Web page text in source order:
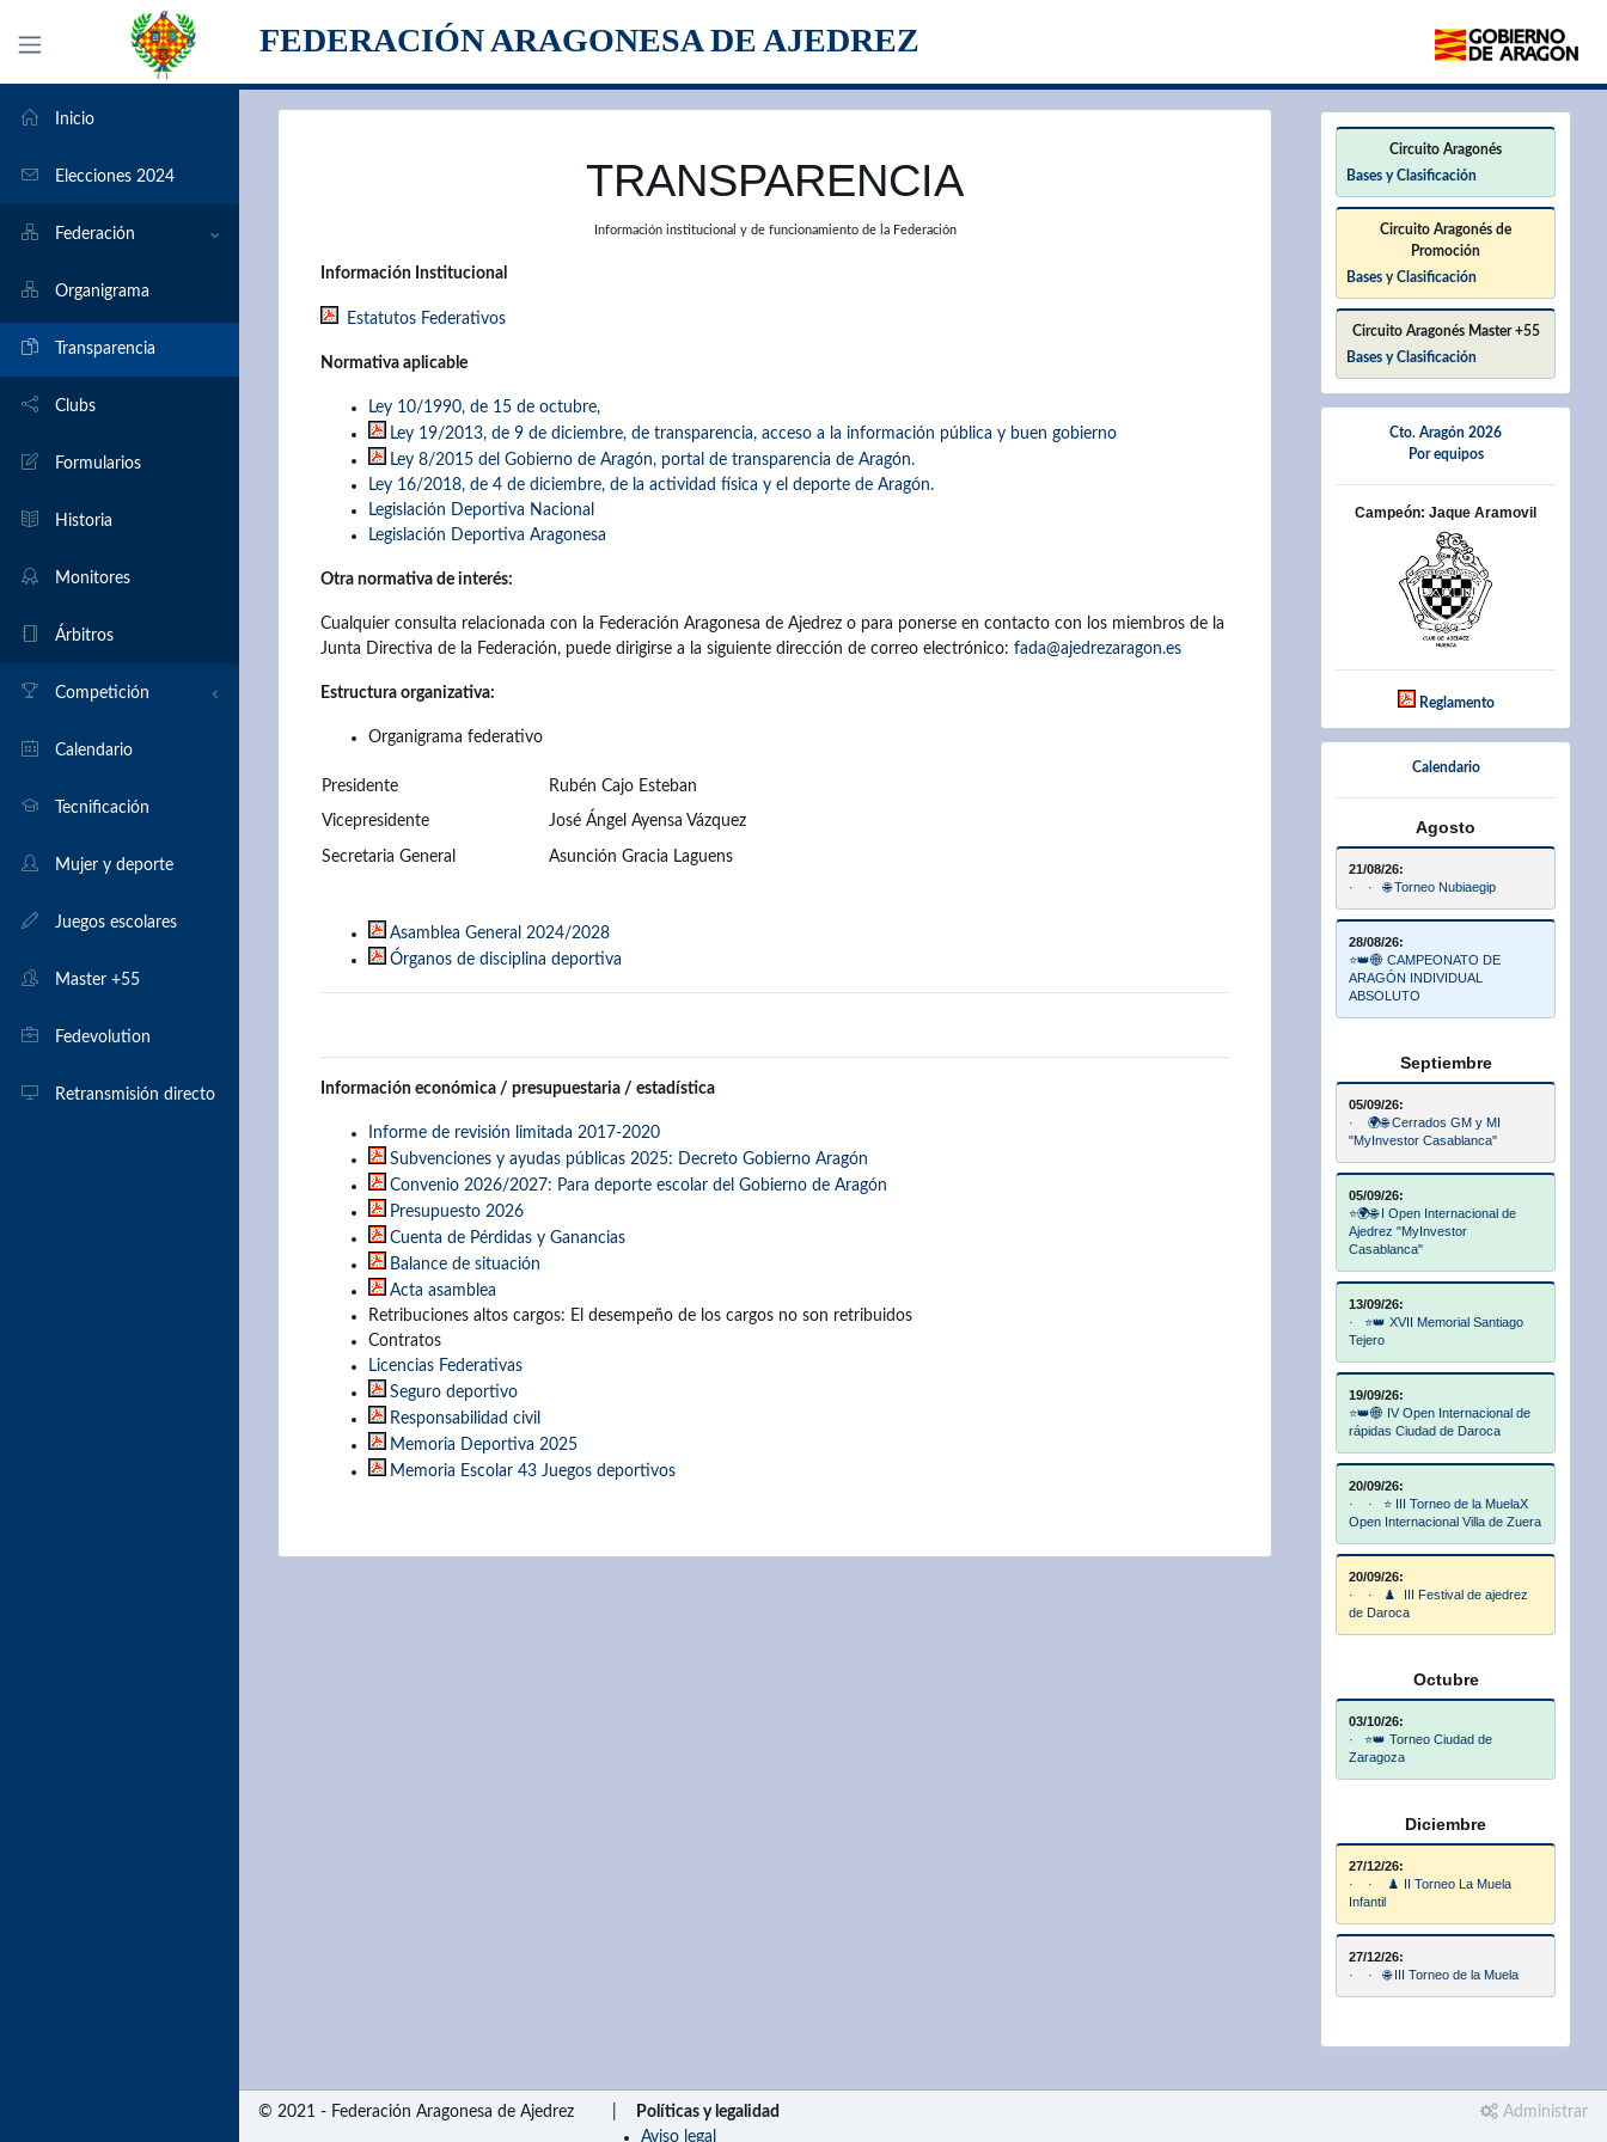
FEDERACIÓN ARAGONESA DE AJEDREZ
Inicio
Elecciones 2024
Federación
Organigrama
Transparencia
Clubs
Formularios
Historia
Monitores
Árbitros
Competición
Torneos en Aragón
Por equipos
Elo
Bases de partidas
Calendario
Tecnificación
Mujer y deporte
Juegos escolares
Master +55
Fedevolution
Retransmisión directo
TRANSPARENCIA
Información institucional y de funcionamiento de la Federación
Información Institucional
Estatutos Federativos
Normativa aplicable
Ley 10/1990, de 15 de octubre,
Ley 19/2013, de 9 de diciembre, de transparencia, acceso a la información pública y buen gobierno
Ley 8/2015 del Gobierno de Aragón, portal de transparencia de Aragón.
Ley 16/2018, de 4 de diciembre, de la actividad física y el deporte de Aragón.
Legislación Deportiva Nacional
Legislación Deportiva Aragonesa
Otra normativa de interés:
Cualquier consulta relacionada con la Federación Aragonesa de Ajedrez o para ponerse en contacto con los miembros de la
Junta Directiva de la Federación, puede dirigirse a la siguiente dirección de correo electrónico: fada@ajedrezaragon.es
Estructura organizativa:
Organigrama federativo
Presidente Rubén Cajo Esteban
Vicepresidente José Ángel Ayensa Vázquez
Secretaria General Asunción Gracia Laguens
Asamblea General 2024/2028
Órganos de disciplina deportiva
Información económica / presupuestaria / estadística
Informe de revisión limitada 2017-2020
Subvenciones y ayudas públicas 2025: Decreto Gobierno Aragón
Convenio 2026/2027: Para deporte escolar del Gobierno de Aragón
Presupuesto 2026
Cuenta de Pérdidas y Ganancias
Balance de situación
Acta asamblea
Retribuciones altos cargos: El desempeño de los cargos no son retribuidos
Contratos
Licencias Federativas
Seguro deportivo
Responsabilidad civil
Memoria Deportiva 2025
Memoria Escolar 43 Juegos deportivos
Circuito Aragonés
Bases y Clasificación
Circuito Aragonés de
Promoción
Bases y Clasificación
Circuito Aragonés Master +55
Bases y Clasificación
Cto. Aragón 2026
Por equipos
Campeón: Jaque Aramovil
Reglamento
Calendario
Agosto
21/08/26:
· · 🌐 Torneo Nubiaegip
28/08/26:
⭐👑🌐 CAMPEONATO DE
ARAGÓN INDIVIDUAL
ABSOLUTO
Septiembre
05/09/26:
· 🌍🌐 Cerrados GM y MI
"MyInvestor Casablanca"
05/09/26:
⭐🌍🌐 I Open Internacional de
Ajedrez "MyInvestor
Casablanca"
13/09/26:
· ⭐👑 XVII Memorial Santiago
Tejero
19/09/26:
⭐👑🌐 IV Open Internacional de
rápidas Ciudad de Daroca
20/09/26:
· · ⭐ III Torneo de la MuelaX
Open Internacional Villa de Zuera
20/09/26:
· · ♟️ III Festival de ajedrez
de Daroca
Octubre
03/10/26:
· ⭐👑 Torneo Ciudad de
Zaragoza
Diciembre
27/12/26:
· · ♟️ II Torneo La Muela
Infantil
27/12/26:
· · 🌐 III Torneo de la Muela
© 2021 - Federación Aragonesa de Ajedrez
Políticas y legalidad
Aviso legal
Administrar